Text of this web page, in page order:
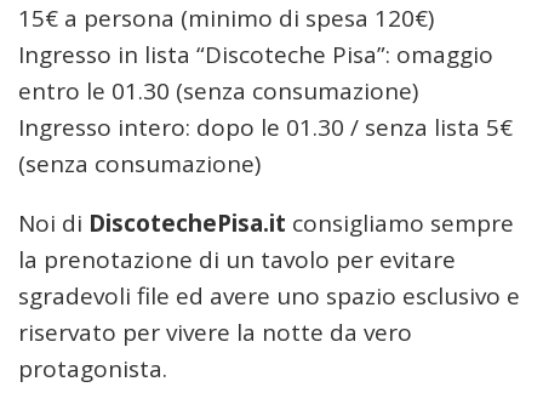
15€ a persona (minimo di spesa 120€)
Ingresso in lista “Discoteche Pisa”: omaggio
entro le 01.30 (senza consumazione)
Ingresso intero: dopo le 01.30 / senza lista 5€
(senza consumazione)
Noi di DiscotechePisa.it consigliamo sempre
la prenotazione di un tavolo per evitare
sgradevoli file ed avere uno spazio esclusivo e
riservato per vivere la notte da vero
protagonista.